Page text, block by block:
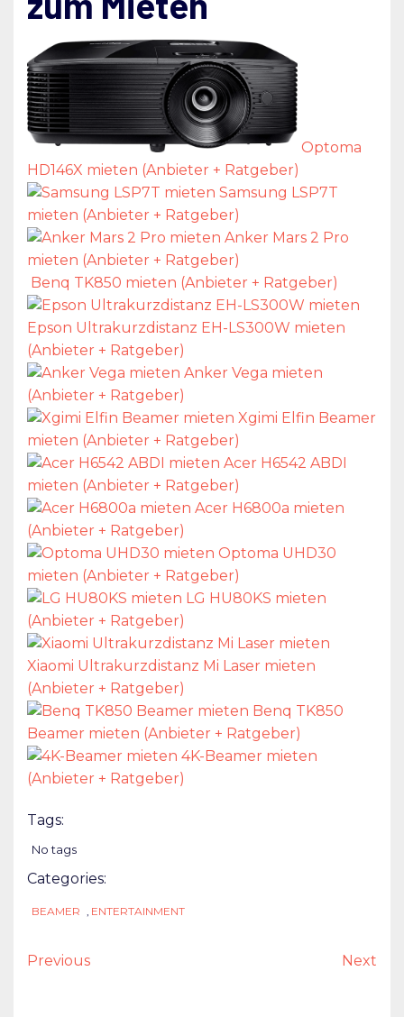
Optoma
HD146X mieten (Anbieter + Ratgeber)
Samsung LSP7T
mieten (Anbieter + Ratgeber)
Anker Mars 2 Pro
mieten (Anbieter + Ratgeber)
Benq TK850 mieten (Anbieter + Ratgeber)
Epson Ultrakurzdistanz EH-LS300W mieten
(Anbieter + Ratgeber)
Anker Vega mieten
(Anbieter + Ratgeber)
Xgimi Elfin Beamer
mieten (Anbieter + Ratgeber)
Acer H6542 ABDI
mieten (Anbieter + Ratgeber)
Acer H6800a mieten
(Anbieter + Ratgeber)
Optoma UHD30
mieten (Anbieter + Ratgeber)
LG HU80KS mieten
(Anbieter + Ratgeber)
Xiaomi Ultrakurzdistanz Mi Laser mieten
(Anbieter + Ratgeber)
Benq TK850
Beamer mieten (Anbieter + Ratgeber)
4K-Beamer mieten
(Anbieter + Ratgeber)
Tags:
No tags
Categories:
BEAMER , ENTERTAINMENT
Previous Next